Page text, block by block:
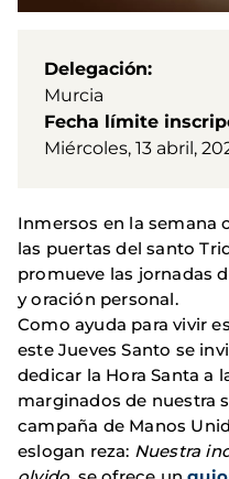
Delegación
Murcia
Fecha límite
Miércoles, 13 abril,
Inmersos en la semana
las puertas del santo
promueve las jornadas
y oración personal.
Como ayuda para vivir
este Jueves Santo se
dedicar la Hora Santa a
marginados de nuestra
campaña de Manos
eslogan reza: Nuestra